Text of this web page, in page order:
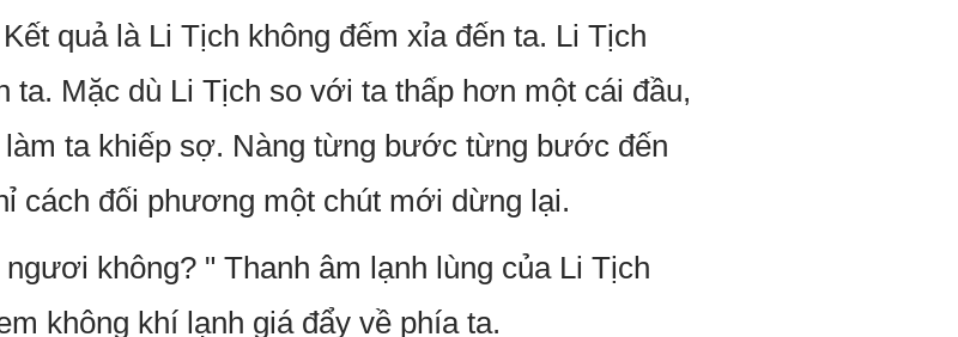
quả là Li Tịch không đếm xỉa đến ta. Li Tịch
ta. Mặc dù Li Tịch so với ta thấp hơn một cái đầu,
ta khiếp sợ. Nàng từng bước từng bước đến
cách đối phương một chút mới dừng lại.
không? " Thanh âm lạnh lùng của Li Tịch
không khí lạnh giá đẩy về phía ta.